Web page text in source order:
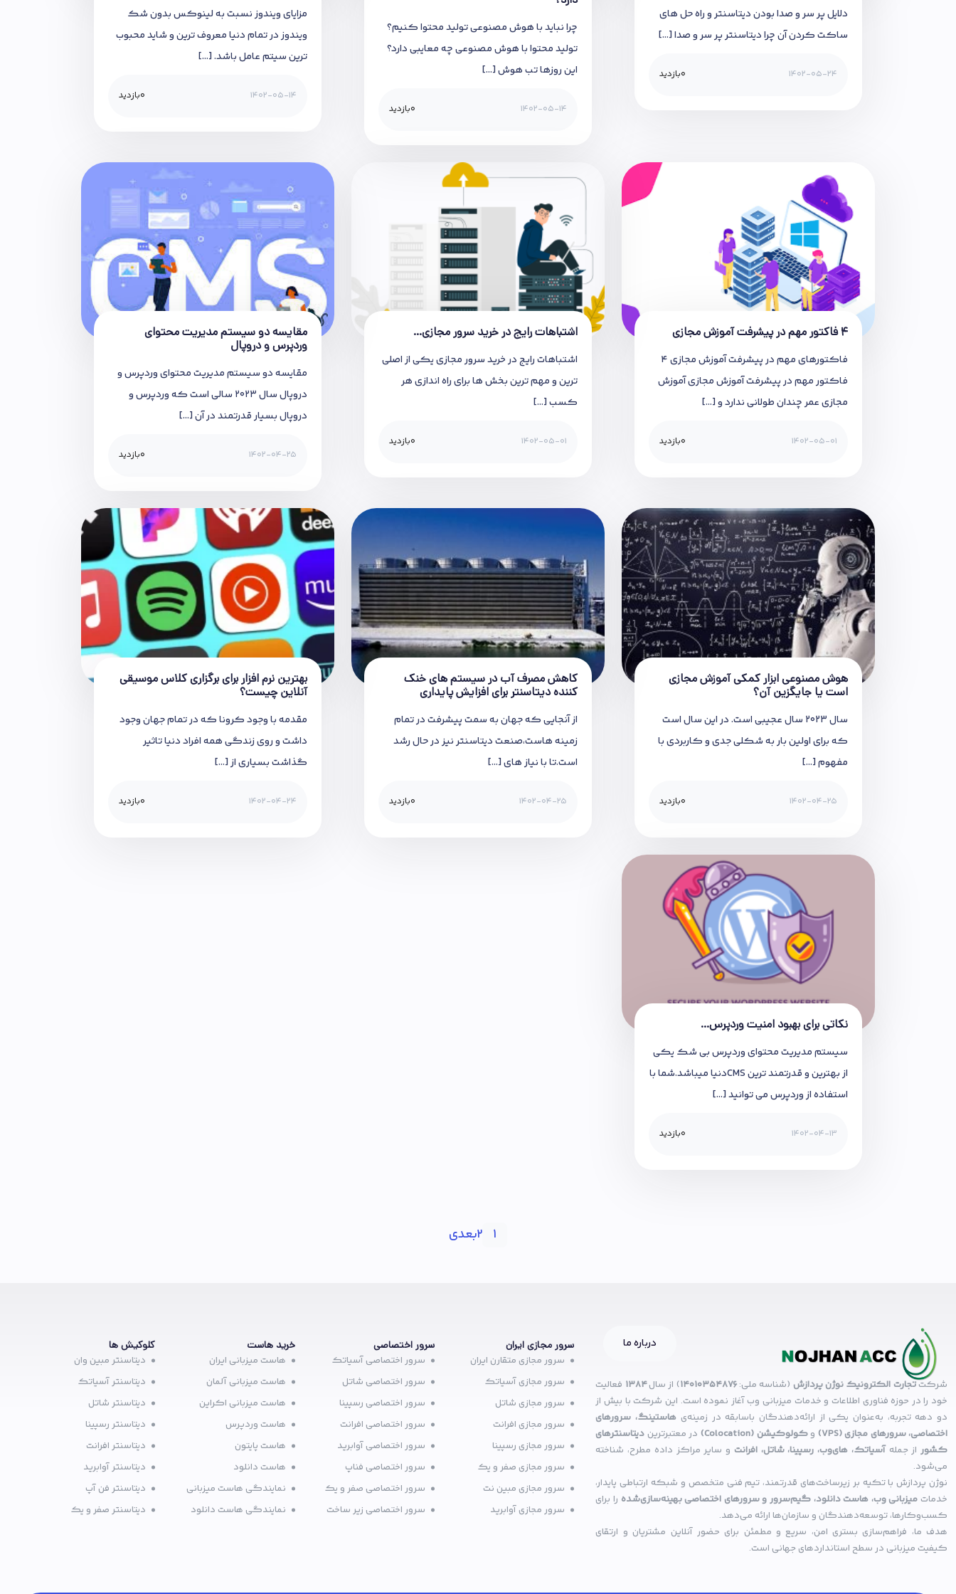
دلایل پر سر و صدا بودن دیتاسنتر و راه حل های
ساکت کردن آن چرا دیتاسنتر پر سر و صدا […]
1402-05-24
0بازدید
چرا نباید با هوش مصنوعی تولید محتوا کنیم؟
تولید محتوا با هوش مصنوعی چه معایبی دارد؟
این روزها تب هوش […]
1402-05-14
0بازدید
مزایای ویندوز نسبت به لینوکس بدون شک
ویندوز در تمام دنیا معروف ترین و شاید محبوب
ترین سیتم عامل باشد. […]
1402-05-14
0بازدید
۴ فاکتور مهم در پیشرفت آموزش مجازی
فاکتورهای مهم در پیشرفت آموزش مجازی ۴
فاکتور مهم در پیشرفت آموزش مجازی آموزش
مجازی عمر چندان طولانی ندارد و […]
1402-05-01
0بازدید
اشتباهات رایج در خرید سرور مجازی…
اشتباهات رایج در خرید سرور مجازی یکی از اصلی
ترین و مهم ترین بخش ها برای راه اندازی هر
کسب […]
1402-05-01
0بازدید
مقایسه دو سیستم مدیریت محتوای
وردپرس و دروپال
مقایسه دو سیستم مدیریت محتوای وردپرس و
دروپال سال 2023 سالی است که وردپرس و
دروپال بسیار قدرتمند در آن […]
1402-04-25
0بازدید
هوش مصنوعی ابزار کمکی آموزش مجازی
است یا جایگزین آن؟
سال 2023 سال عجیبی است. در این سال است
که برای اولین بار به شکلی جدی و کاربردی با
مفهوم […]
1402-04-25
0بازدید
کاهش مصرف آب در سیستم های خنک
کننده دیتاسنتر برای افزایش پایداری
از آنجایی که جهان به سمت پیشرفت در تمام
زمینه هاست،صنعت دیتاسنتر نیز در حال رشد
است.تا با نیاز های […]
1402-04-25
0بازدید
بهترین نرم افزار برای برگزاری کلاس موسیقی
آنلاین چیست؟
مقدمه با وجود کرونا که در تمام جهان وجود
داشت و روی زندگی همه افراد دنیا تاثیر
گذاشت بسیاری از […]
1402-04-24
0بازدید
نکاتی برای بهبود امنیت وردپرس…
سیستم مدیریت محتوای وردپرس بی شک یکی
از بهترین و قدرتمند ترین CMSدنیا میباشد.شما با
استفاده از وردپرس می توانید […]
1402-04-13
0بازدید
2بعدی
درباره ما
شرکتتجارت الکترونیک نوژن پردازش (شناسه ملی:14010354876) از سال۱۳۸۴ فعالیت
خود را در حوزه فناوری اطلاعات و خدمات میزبانی وب آغاز نموده است. این شرکت با بیش از
دو دهه تجربه، به‌عنوان یکی از ارائه‌دهندگان باسابقه در زمینه‌ی هاستینگ، سرورهای
اختصاصی، سرورهای مجازی (VPS)
وکولوکیشن (Colocation) در معتبرترین دیتاسنترهای
کشوراز جملهآسیاتک، های‌وب، رسپینا، شاتل، افرانت و سایر مراکز داده مطرح، شناخته
می‌شود.
نوژن پردازش با تکیه بر زیرساخت‌های قدرتمند، تیم فنی متخصص و شبکه ارتباطی پایدار،
خدمات میزبانی وب، هاست دانلود، گیم‌سرور و سرورهای اختصاصی بهینه‌سازی‌شده را برای
کسب‌وکارها، توسعه‌دهندگان و سازمان‌ها ارائه می‌دهد.
هدف ما، فراهم‌سازی بستری امن، سریع و مطمئن برای حضور آنلاین مشتریان و ارتقای
کیفیت میزبانی در سطح استانداردهای جهانی است.
سرور مجازی ایران
سرور مجازی متقارن ایران
سرور مجازی آسیاتک
سرور مجازی شاتل
سرور مجازی افرانت
سرور مجازی رسپینا
سرور مجازی صفر و یک
سرور مجازی مبین نت
سرور مجازی آوابرید
سرور اختصاصی
سرور اختصاصی آسیاتک
سرور اختصاصی شاتل
سرور اختصاصی رسپینا
سرور اختصاصی افرانت
سرور اختصاصی آوابرید
سرور اختصاصی فناپ
سرور اختصاصی صفر و یک
سرور اختصاصی زیر ساخت
خرید هاست
هاست میزبانی ایران
هاست میزبانی آلمان
هاست میزبانی اکراین
هاست وردپرس
هاست پایتون
هاست دانلود
نمایندگی هاست میزبانی
نمایندگی هاست دانلود
کلوکیش ها
دیتاسنتر مبین وان
دیتاسنتر آسیاتک
دیتاسنتر شاتل
دیتاسنتر رسپینا
دیتاسنتر افرانت
دیتاسنتر آوابرید
دیتاسنتر فن آپ
دیتاسنتر صفر و یک